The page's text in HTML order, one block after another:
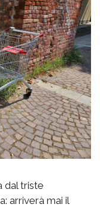
dal triste
arriverà mai il